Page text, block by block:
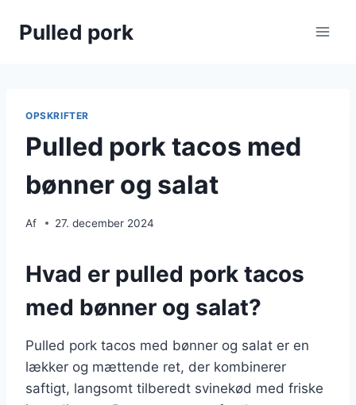
Pulled pork
OPSKRIFTER
Pulled pork tacos med
bønner og salat
Af 27. december 2024
Hvad er pulled pork tacos
med bønner og salat?
Pulled pork tacos med bønner og salat er en
lækker og mættende ret, der kombinerer
saftigt, langsomt tilberedt svinekød med friske